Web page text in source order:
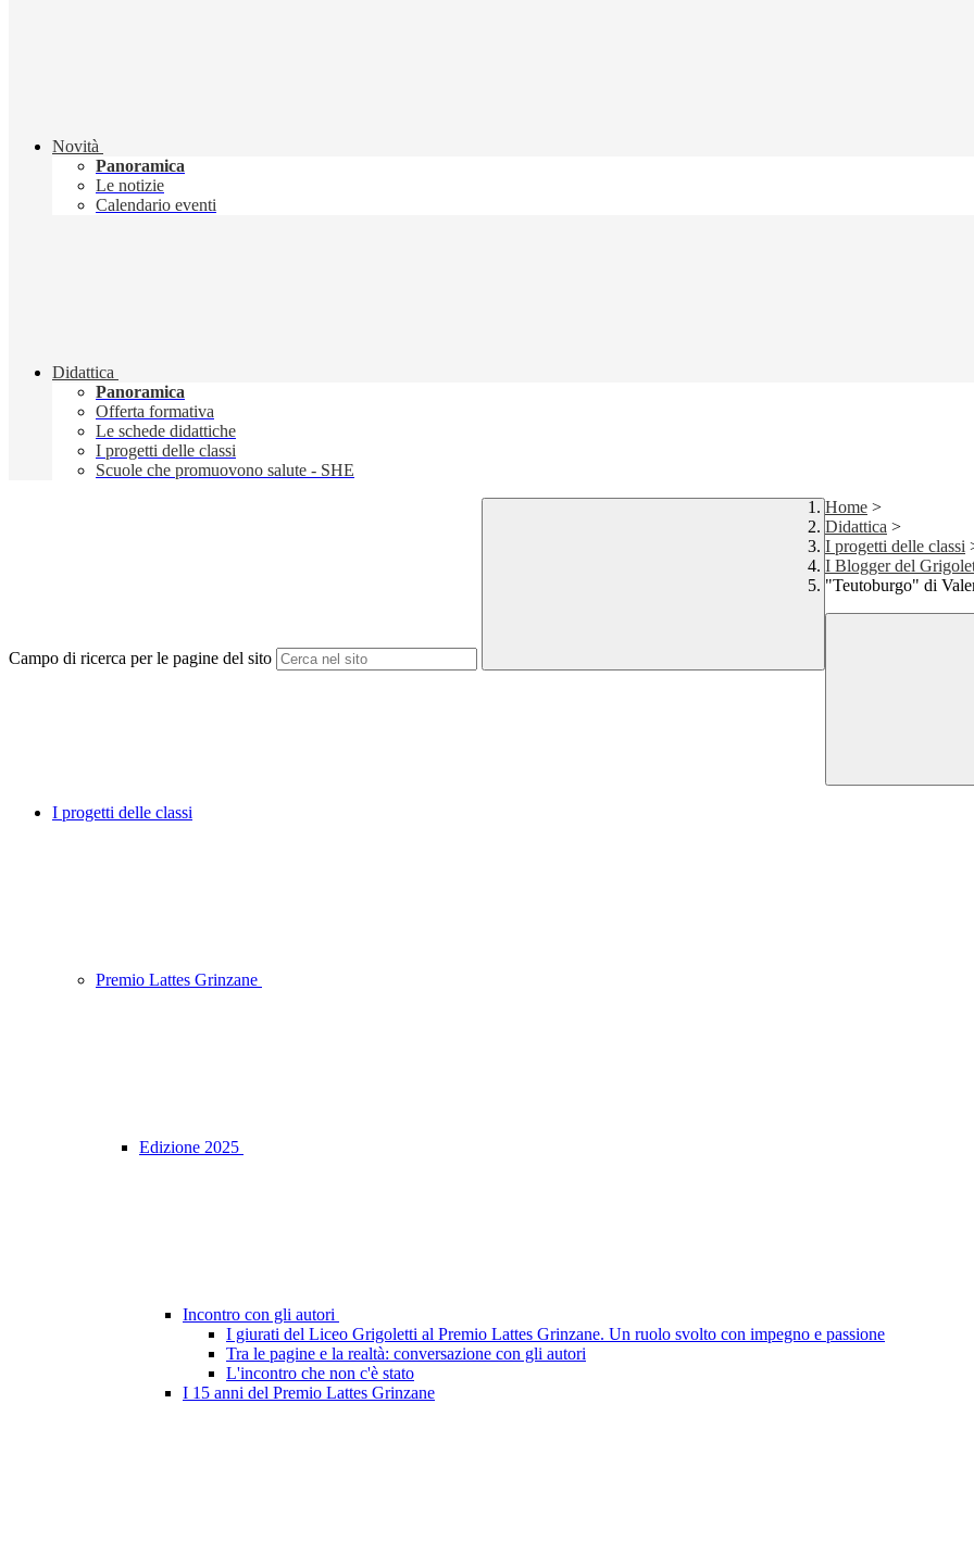
Novità
Panoramica
Le notizie
Calendario eventi
Didattica
Panoramica
Offerta formativa
Le schede didattiche
I progetti delle classi
Scuole che promuovono salute - SHE
Campo di ricerca per le pagine del sito
Home >
Didattica >
I progetti delle classi
I Blogger del
"Teutoburgo" di
I progetti delle classi
Premio Lattes Grinzane
Edizione 2025
Incontro con gli autori
I giurati del Liceo Grigoletti al Premio Lattes Grinzane. Un ruolo svolto con impegno e passione
Tra le pagine e la realtà: conversazione con gli autori
L'incontro che non c'è stato
I 15 anni del Premio Lattes Grinzane